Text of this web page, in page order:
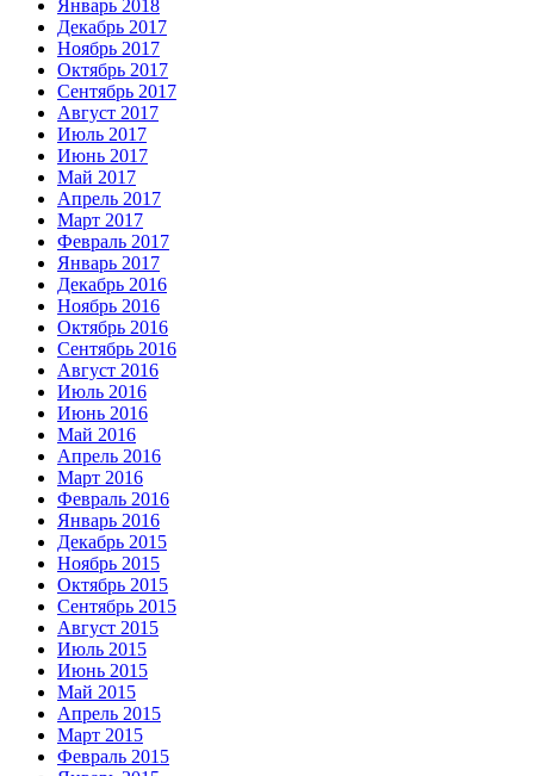
Январь 2018
Декабрь 2017
Ноябрь 2017
Октябрь 2017
Сентябрь 2017
Август 2017
Июль 2017
Июнь 2017
Май 2017
Апрель 2017
Март 2017
Февраль 2017
Январь 2017
Декабрь 2016
Ноябрь 2016
Октябрь 2016
Сентябрь 2016
Август 2016
Июль 2016
Июнь 2016
Май 2016
Апрель 2016
Март 2016
Февраль 2016
Январь 2016
Декабрь 2015
Ноябрь 2015
Октябрь 2015
Сентябрь 2015
Август 2015
Июль 2015
Июнь 2015
Май 2015
Апрель 2015
Март 2015
Февраль 2015